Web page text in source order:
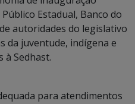
Estadual, Banco do
autoridades do legislativo
da juventude, indígena e
à Sedhast.
para atendimentos